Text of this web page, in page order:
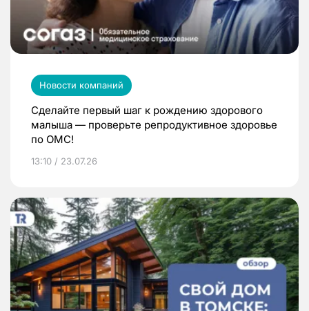
Новости компаний
Сделайте первый шаг к рождению здорового
малыша — проверьте репродуктивное здоровье
по ОМС!
13:10 / 23.07.26